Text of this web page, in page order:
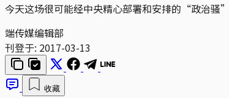
今天这场很可能经中央精心部署和安排的“政治骚
端传媒编辑部
刊登于: 2017-03-13
收藏